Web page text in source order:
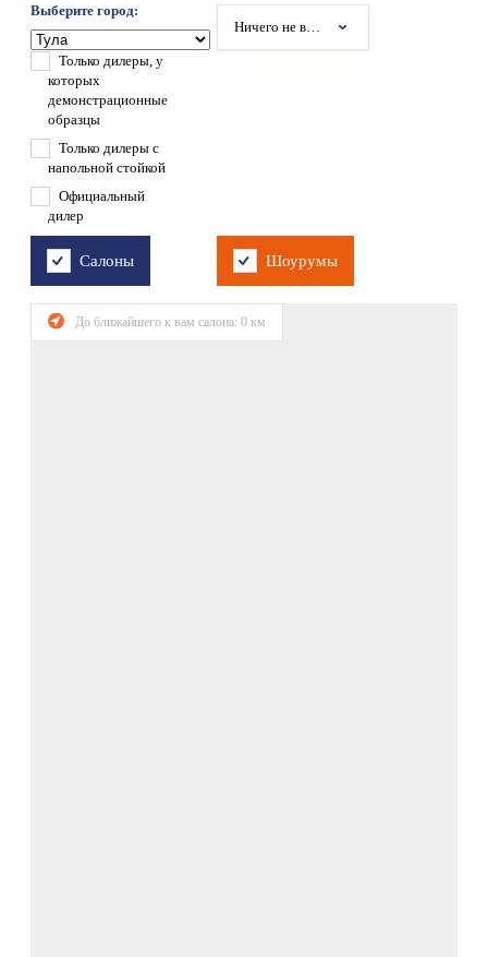
Выберите город:
Ничего не выбрано
Только дилеры, у
которых
демонстрационные
образцы
Только дилеры с
напольной стойкой
Официальный
дилер
Салоны Шоурумы
До ближайшего к вам салона: 0 км